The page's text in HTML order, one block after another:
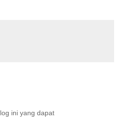
ini yang dapat